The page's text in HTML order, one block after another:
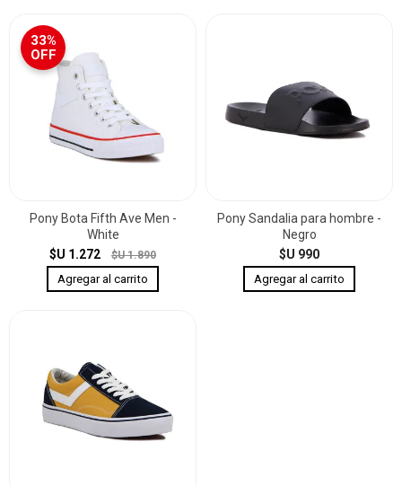
33%
OFF
Pony Bota Fifth Ave Men -
White
$U 1.272
$U 1.890
Pony Sandalia para hombre -
Negro
$U 990